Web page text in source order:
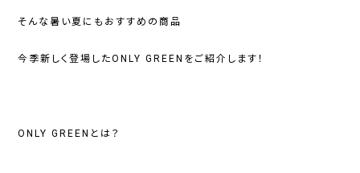
そんな暑い夏にもおすすめの商品
今季新しく登場したONLY GREEN をご紹介します！
ONLY GREENとは？